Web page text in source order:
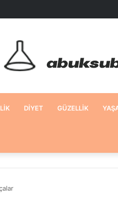
DIYET GÜZELLIK